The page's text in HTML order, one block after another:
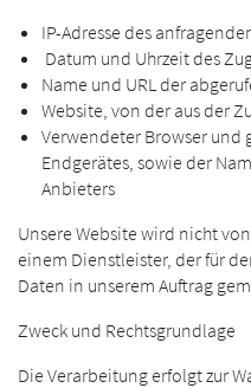
IP-Adresse des
Datum und Uhrzeit des
Name und URL der
Website, von der aus der
Verwendeter Browser und
Endgerätes, sowie der
Anbieters
Unsere Website wird nicht
einem Dienstleister, der für
Daten in unserem Auftrag
Zweck und Rechtsgrundlage
Die Verarbeitung erfolgt zur